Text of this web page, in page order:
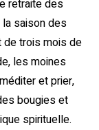
retraite des
saison des
de trois mois de
les moines
et prier,
bougies et
spirituelle.